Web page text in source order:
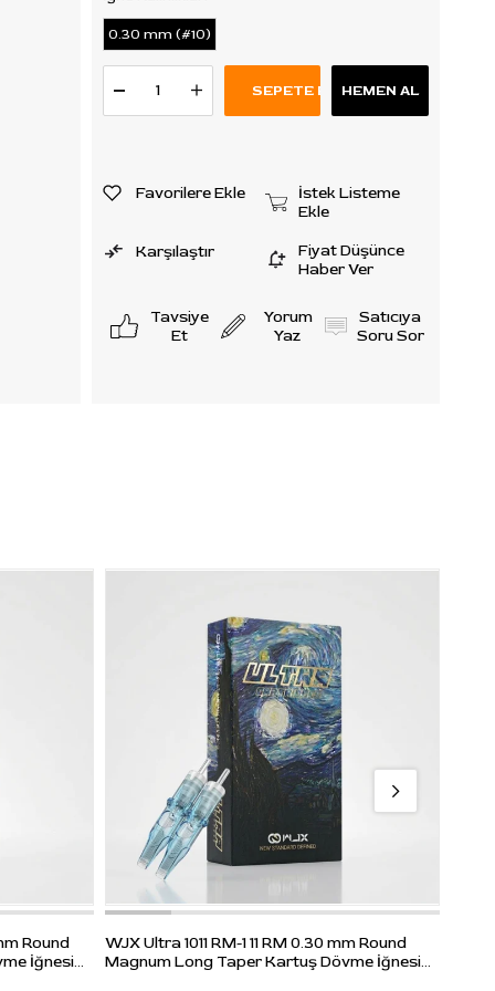
0.30 mm (#10)
Favorilere Ekle
İstek Listeme
Ekle
Karşılaştır
Fiyat Düşünce
Haber Ver
Tavsiye
Et
Yorum
Yaz
Satıcıya
Soru Sor
Round
İğnesi
WJX Ultra 1011 RM-1 11 RM 0.30 mm Round
Magnum Long Taper Kartuş Dövme İğnesi